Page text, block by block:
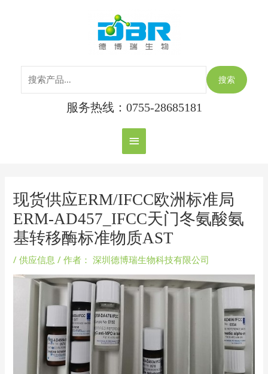
主
菜
单
搜索
服务热线：0755-28685181
现货供应ERM/IFCC欧洲标准局
ERM-AD457_IFCC天门冬氨酸氨
基转移酶标准物质AST
/供应信息 / 作者： 深圳德博瑞生物科技有限公司